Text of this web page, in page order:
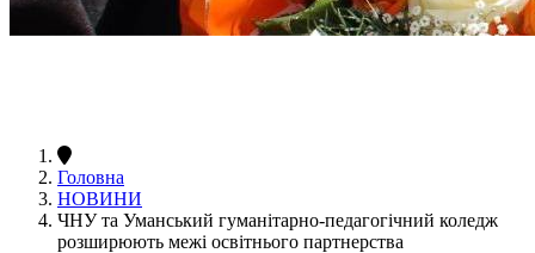
Головна
НОВИНИ
ЧНУ та Уманський гуманітарно-педагогічний коледж
розширюють межі освітнього партнерства